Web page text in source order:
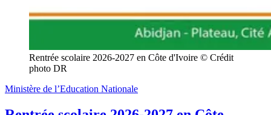
Rentrée scolaire 2026-2027 en Côte d'Ivoire © Crédit
photo DR
Ministère de l’Education Nationale